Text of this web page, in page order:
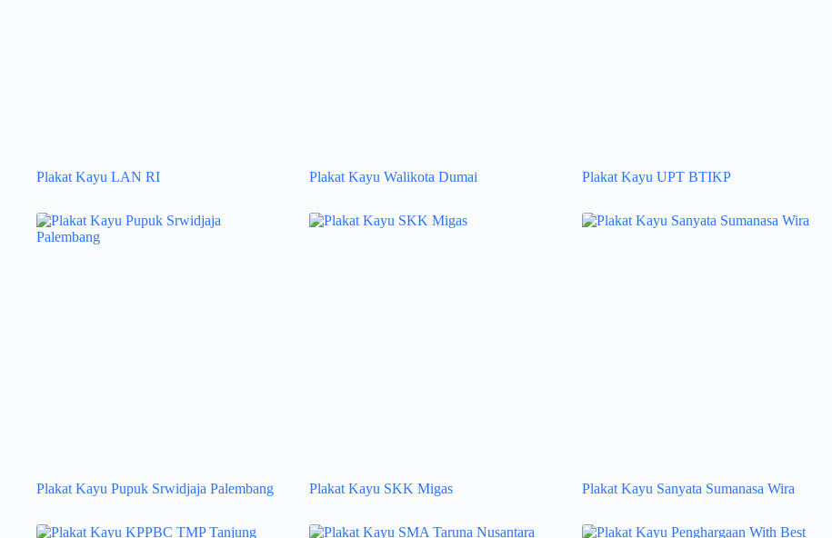
Plakat Kayu LAN RI Plakat Kayu Walikota Dumai Plakat Kayu UPT BTIKP
Plakat Kayu Pupuk Srwidjaja Palembang Plakat Kayu SKK Migas Plakat Kayu Sanyata Sumanasa Wira